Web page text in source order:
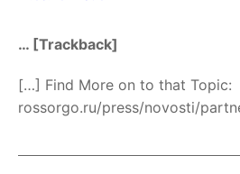
… [Trackback]
[…] Find More on to that Topic:
rossorgo.ru/press/novosti/